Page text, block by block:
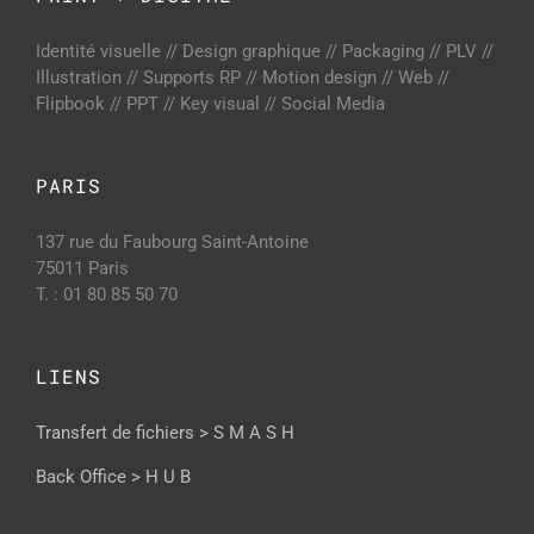
Identité visuelle // Design graphique // Packaging // PLV //
Illustration // Supports RP // Motion design // Web //
Flipbook // PPT // Key visual // Social Media
PARIS
137 rue du Faubourg Saint-Antoine
75011 Paris
T. : 01 80 85 50 70
LIENS
Transfert de fichiers > S M A S H
Back Office > H U B